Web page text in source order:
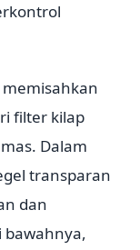
filter kilap
Dalam
transparan
dan